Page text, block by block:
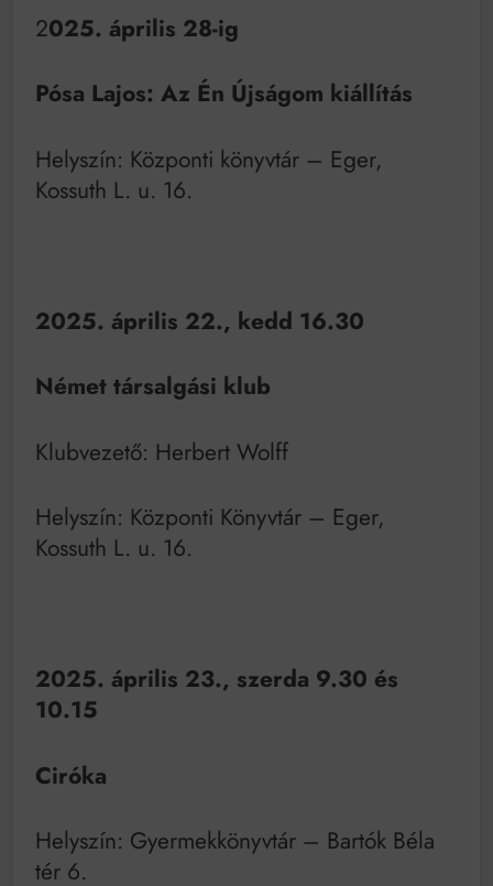
működik, ha jól van felújítva
2025. április 28-ig
Pósa Lajos: Az Én Újságom kiállítás
Helyszín: Központi könyvtár – Eger,
Kossuth L. u. 16.
2025. április 22., kedd 16.30
Német társalgási klub
Klubvezető: Herbert Wolff
Helyszín: Központi Könyvtár – Eger,
Kossuth L. u. 16.
2025. április 23., szerda 9.30 és
10.15
Ciróka
Helyszín: Gyermekkönyvtár – Bartók Béla
tér 6.